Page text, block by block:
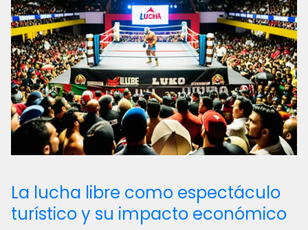
La lucha libre como espectáculo
turístico y su impacto económico